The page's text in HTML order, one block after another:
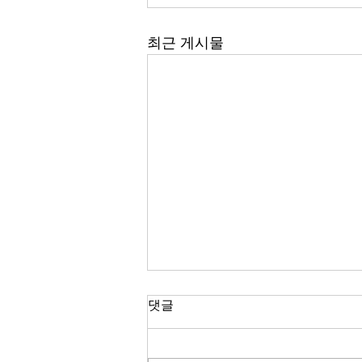
최근 게시물
NFT 시장에서의 IP 분쟁의 유
댓글